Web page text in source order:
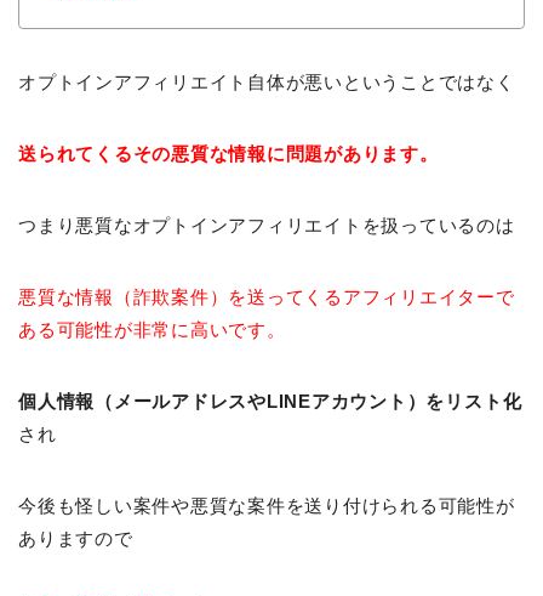
オプトインアフィリエイト自体が悪いということではなく
送られてくるその悪質な情報に問題があります。
つまり悪質なオプトインアフィリエイトを扱っているのは
悪質な情報（詐欺案件）を送ってくるアフィリエイターで
ある可能性が非常に高いです。
個人情報（メールアドレスやLINEアカウント）をリスト化
され
今後も怪しい案件や悪質な案件を送り付けられる可能性が
ありますので